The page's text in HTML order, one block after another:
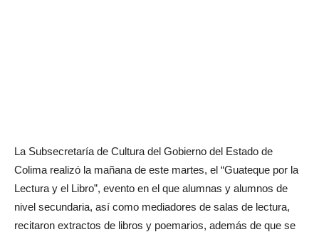
La Subsecretaría de Cultura del Gobierno del Estado de
Colima realizó la mañana de este martes, el “Guateque por la
Lectura y el Libro”, evento en el que alumnas y alumnos de
nivel secundaria, así como mediadores de salas de lectura,
recitaron extractos de libros y poemarios, además de que se